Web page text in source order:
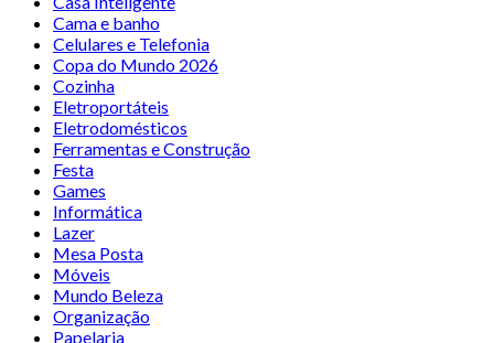
Cama e banho
Celulares e Telefonia
Copa do Mundo 2026
Cozinha
Eletroportáteis
Eletrodomésticos
Ferramentas e Construção
Festa
Games
Informática
Lazer
Mesa Posta
Móveis
Mundo Beleza
Organização
Papelaria